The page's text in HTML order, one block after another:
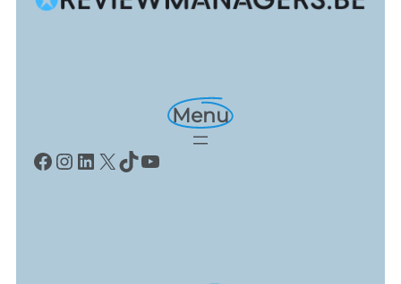
Menu
Facebook
Instagram
LinkedIn
X TikTok
YouTube